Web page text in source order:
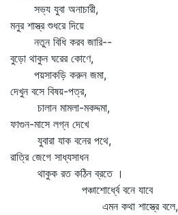
সভ্য যুবা অনাচারী,
মনুর শাস্ত্র শুধরে দিয়ে
নতুন বিধি করব জারি--
বুড়ো থাকুন ঘরের কোণে,
পয়সাকড়ি করুন জমা,
দেখুন বসে বিষয়-পত্র,
চালান মামলা-মকদ্দমা,
ফাগুন-মাসে লগ্ন দেখে
যুবারা যাক বনের পথে,
রাত্রি জেগে সাধ্যসাধন
থাকুক রত কঠিন ব্রতে ।
পঞ্চাশোর্ধ্বে বনে যাবে
এমন কথা শাস্ত্রে বলে,